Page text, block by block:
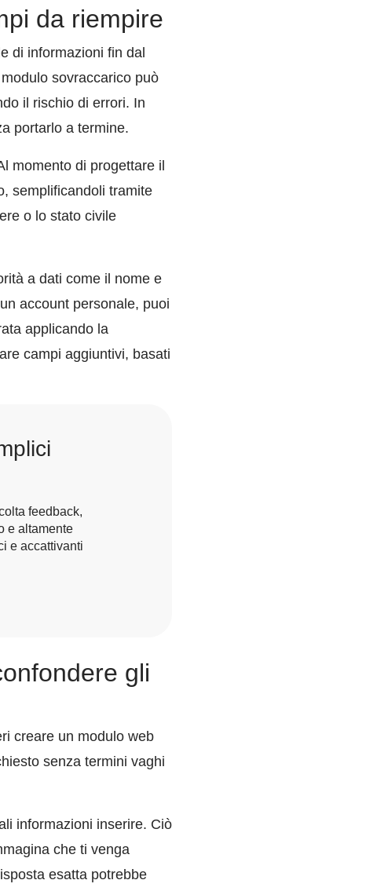
da riempire
di informazioni fin dal
sovraccarico può
il rischio di errori. In
portarlo a termine.
momento di progettare il
semplificandoli tramite
o lo stato civile
a dati come il nome e
account personale, puoi
applicando la
campi aggiuntivi, basati
feedback,
e altamente
e accattivanti
gli
creare un modulo web
senza termini vaghi
informazioni inserire. Ciò
che ti venga
esatta potrebbe